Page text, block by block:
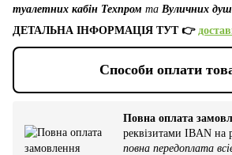
туалетних кабін Техпром та Вуличних
ДЕТАЛЬНА ІНФОРМАЦІЯ ТУТ 👉
Способи оплати
Повна оплата
реквізитами IBAN
повна передоплата